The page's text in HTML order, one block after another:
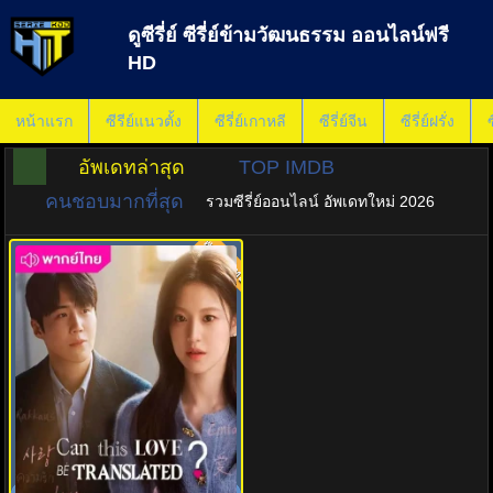
ดูซีรี่ย์ ซีรี่ย์ข้ามวัฒนธรรม ออนไลน์ฟรี
HD
หน้าแรก ซีรีย์แนวตั้ง ซีรี่ย์เกาหลี ซีรี่ย์จีน ซีรี่ย์ฝรั่ง
อัพเดทล่าสุด
TOP IMDB
คนชอบมากที่สุด
รวมซีรี่ย์ออนไลน์ อัพเดทใหม่ 2026
8.0 พากย์ไทย